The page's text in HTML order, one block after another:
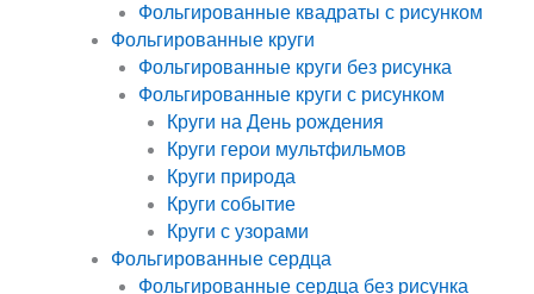
Фольгированные квадраты с рисунком
Фольгированные круги
Фольгированные круги без рисунка
Фольгированные круги с рисунком
Круги на День рождения
Круги герои мультфильмов
Круги природа
Круги событие
Круги с узорами
Фольгированные сердца
Фольгированные сердца без рисунка